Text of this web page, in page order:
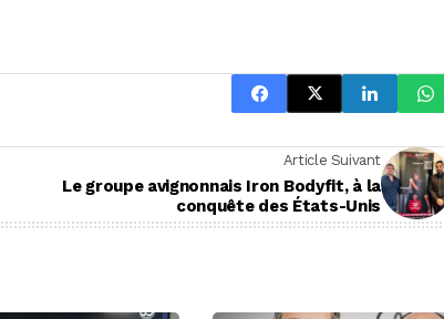
Article Suivant
Le groupe avignonnais Iron Bodyfit, à la
conquête des États-Unis